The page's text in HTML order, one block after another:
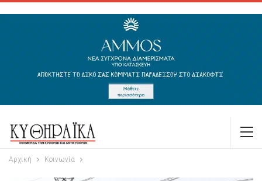
Αρχική Κοινωνία